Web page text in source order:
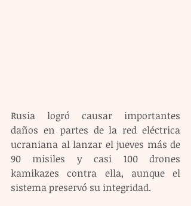
Rusia logró causar importantes
daños en partes de la red eléctrica
ucraniana al lanzar el jueves más de
90 misiles y casi 100 drones
kamikazes contra ella, aunque el
sistema preservó su integridad.